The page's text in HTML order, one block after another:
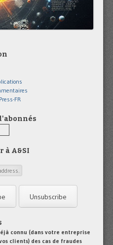
FR
à A&SI
connu (dans votre entreprise
clients) des cas de fraudes